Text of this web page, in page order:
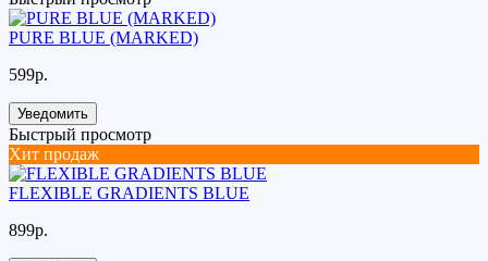
PURE BLUE (MARKED)
599р.
Уведомить
Быстрый просмотр
Хит продаж
FLEXIBLE GRADIENTS BLUE
899р.